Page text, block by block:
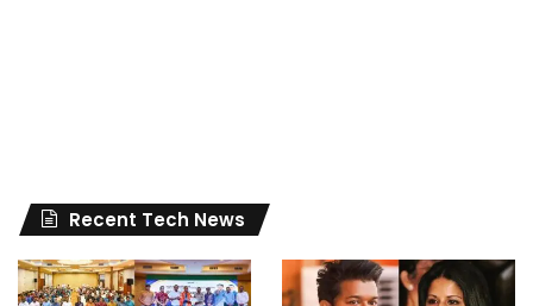
Recent Tech News